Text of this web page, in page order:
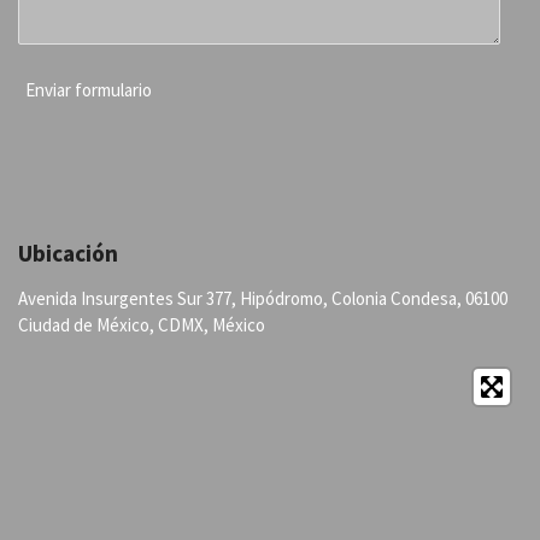
Enviar formulario
Ubicación
Avenida Insurgentes Sur 377, Hipódromo, Colonia Condesa, 06100
Ciudad de México, CDMX, México